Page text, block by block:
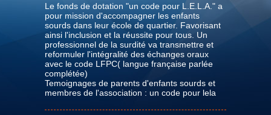
Le fonds de dotation "un code pour L.E.L.A." a
pour mission d'accompagner les enfants
sourds dans leur école de quartier. Favorisant
ainsi l'inclusion et la réussite pour tous. Un
professionnel de la surdité va transmettre et
reformuler l'intégralité des échanges oraux
avec le code LFPC( langue française parlée
complétée)
Temoignages de parents d'enfants sourds et
membres de l'association : un code pour lela